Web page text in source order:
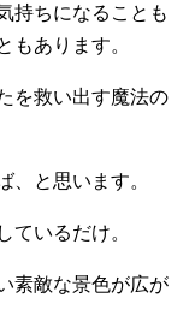
持ちになることも
もあります。
を救い出す魔法の
、と思います。
ているだけ。
素敵な景色が広が